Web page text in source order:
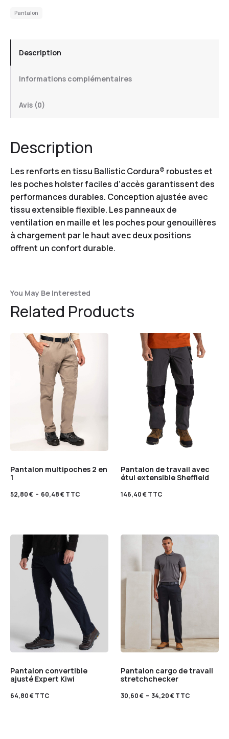
Pantalon
Description
Informations complémentaires
Avis (0)
Description
Les renforts en tissu Ballistic Cordura® robustes et
les poches holster faciles d’accès garantissent des
performances durables. Conception ajustée avec
tissu extensible flexible. Les panneaux de
ventilation en maille et les poches pour genouillères
à chargement par le haut avec deux positions
offrent un confort durable.
You May Be Interested
Related Products
Pantalon multipoches 2 en
1
52,80€ – 60,48€TTC
Pantalon de travail avec
étui extensible Sheffield
146,40€TTC
Pantalon convertible
ajusté Expert Kiwi
64,80€TTC
Pantalon cargo de travail
stretchchecker
30,60€ – 34,20€TTC